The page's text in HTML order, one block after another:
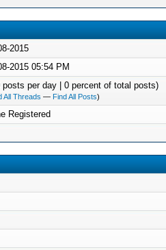
2015
2015 05:54 PM
posts per day | 0 percent of total posts)
All Threads — Find All Posts)
Registered